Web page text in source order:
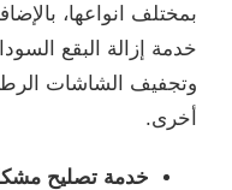
بمختلف انواعها،
خدمة إزالة البقع
وتجفيف الشاشات
أخرى.
خدمة تصليح